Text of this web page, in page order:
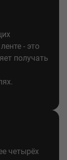
- это
получать
четырёх